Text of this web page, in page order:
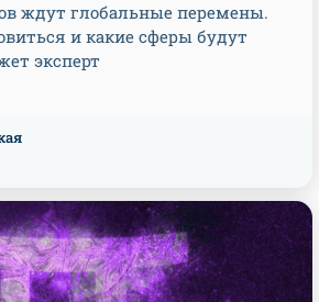
ждут глобальные перемены.
и какие сферы будут
эксперт